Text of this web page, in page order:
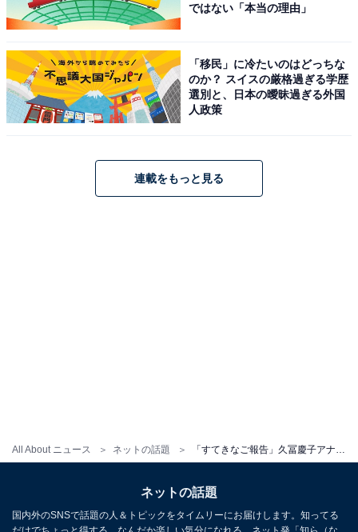
All About ニュース ネットの話題 「すてきなご報告」久冨慶子アナ、第2子妊娠を発表！ 元サッカー日本代表夫との顔出し家族ショットも
ではない「本当の理由」
「移民」に冷たいのはどっちな
のか？ スイスの厳格過ぎる学歴
選別と、日本の曖昧過ぎる外国
人政策
連載をもっと見る
ネットの話題
国内外のSNSで話題の人＆トピックをタイムリーにお届けします。知ってる